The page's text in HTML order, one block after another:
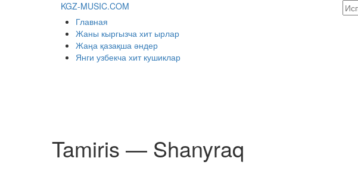
KGZ-MUSIC.COM
Главная
Жаны кыргызча хит ырлар
Жаңа қазақша әндер
Янги узбекча хит кушиклар
Tamiris — Shanyraq